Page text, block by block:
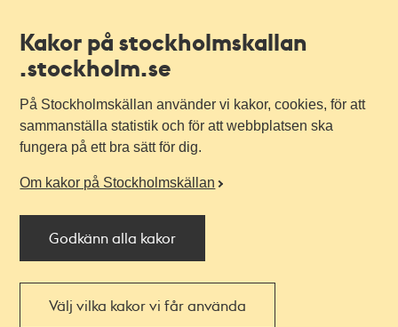
Kakor på stockholmskallan
.stockholm.se
På Stockholmskällan använder vi kakor, cookies, för att
sammanställa statistik och för att webbplatsen ska
fungera på ett bra sätt för dig.
Om kakor på Stockholmskällan
Godkänn alla kakor
Välj vilka kakor vi får använda